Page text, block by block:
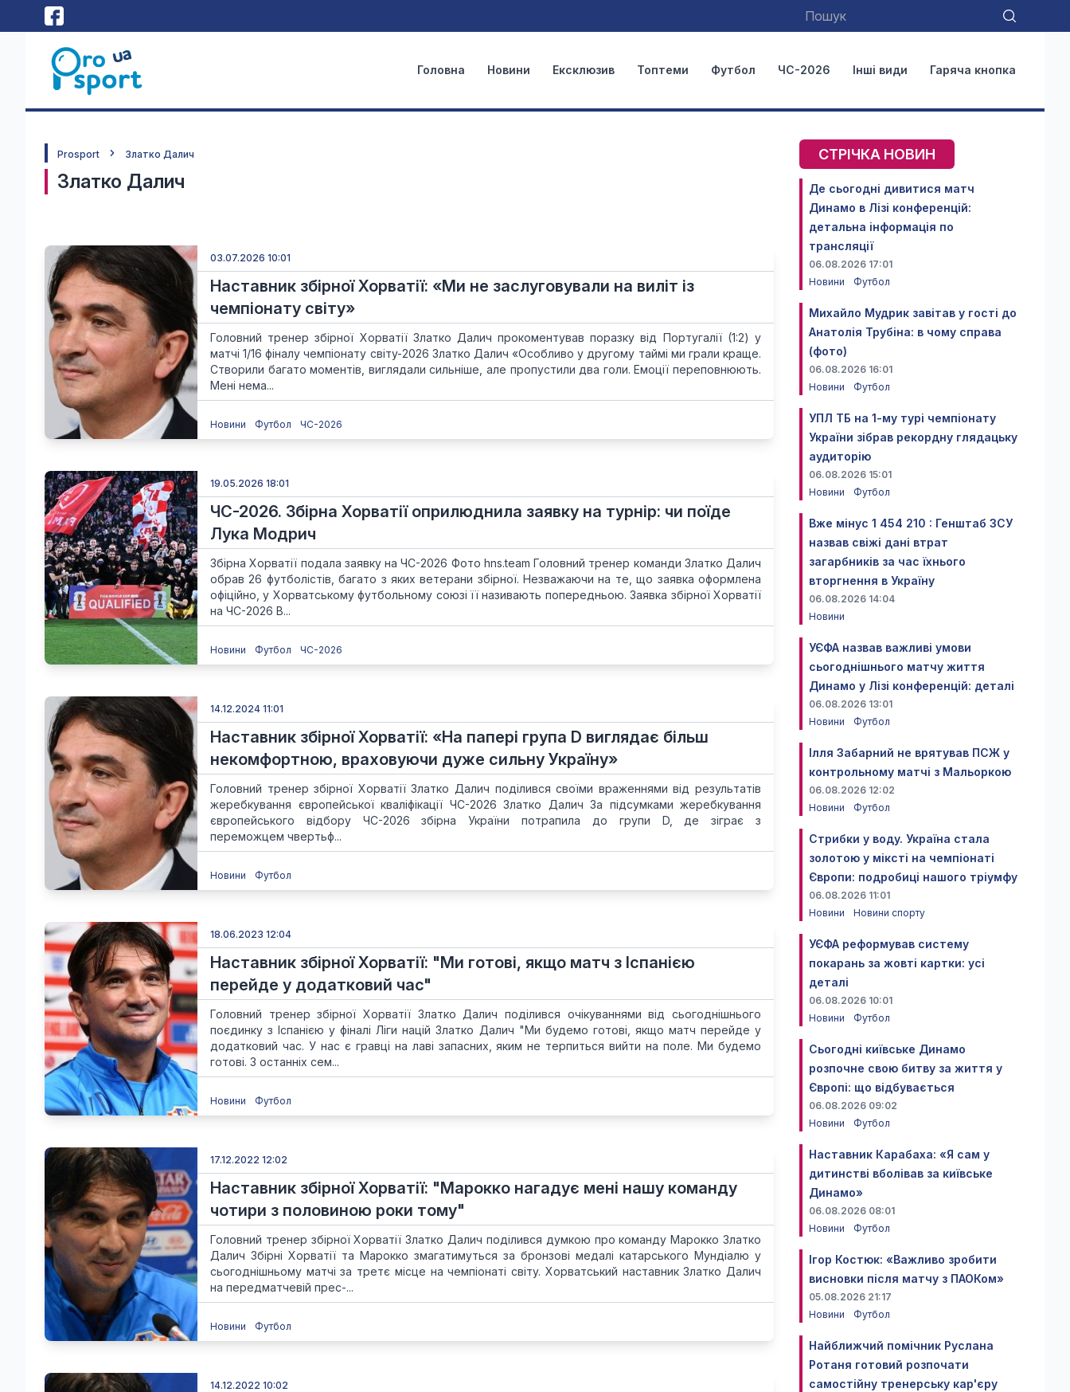
Головна Новини Ексклюзив Топтеми Футбол ЧС-2026 Інші види Гаряча кнопка
Prosport Златко Далич
Златко Далич
03.07.2026 10:01
Наставник збірної Хорватії: «Ми не заслуговували на виліт із
чемпіонату світу»
Головний тренер збірної Хорватії Златко Далич прокоментував поразку від Португалії (1:2) у
матчі 1/16 фіналу чемпіонату світу-2026 Златко Далич «Особливо у другому таймі ми грали краще.
Створили багато моментів, виглядали сильніше, але пропустили два голи. Емоції переповнюють.
Мені нема...
Новини Футбол ЧС-2026
19.05.2026 18:01
ЧС-2026. Збірна Хорватії оприлюднила заявку на турнір: чи поїде
Лука Модрич
Збірна Хорватії подала заявку на ЧС-2026 Фото hns.team Головний тренер команди Златко Далич
обрав 26 футболістів, багато з яких ветерани збірної. Незважаючи на те, що заявка оформлена
офіційно, у Хорватському футбольному союзі її називають попередньою. Заявка збірної Хорватії
на ЧС-2026 В...
Новини Футбол ЧС-2026
14.12.2024 11:01
Наставник збірної Хорватії: «На папері група D виглядає більш
некомфортною, враховуючи дуже сильну Україну»
Головний тренер збірної Хорватії Златко Далич поділився своїми враженнями від результатів
жеребкування європейської кваліфікації ЧС-2026 Златко Далич За підсумками жеребкування
європейського відбору ЧС-2026 збірна України потрапила до групи D, де зіграє з
переможцем чвертьф...
Новини Футбол
18.06.2023 12:04
Наставник збірної Хорватії: "Ми готові, якщо матч з Іспанією
перейде у додатковий час"
Головний тренер збірної Хорватії Златко Далич поділився очікуваннями від сьогоднішнього
поєдинку з Іспанією у фіналі Ліги націй Златко Далич "Ми будемо готові, якщо матч перейде у
додатковий час. У нас є гравці на лаві запасних, яким не терпиться вийти на поле. Ми будемо
готові. З останніх сем...
Новини Футбол
17.12.2022 12:02
Наставник збірної Хорватії: "Марокко нагадує мені нашу команду
чотири з половиною роки тому"
Головний тренер збірної Хорватії Златко Далич поділився думкою про команду Марокко Златко
Далич Збірні Хорватії та Марокко змагатимуться за бронзові медалі катарського Мундіалю у
сьогоднішньому матчі за третє місце на чемпіонаті світу. Хорватський наставник Златко Далич
на передматчевій прес-...
Новини Футбол
14.12.2022 10:02
СТРІЧКА НОВИН
Де сьогодні дивитися матч
Динамо в Лізі конференцій:
детальна інформація по
трансляції
06.08.2026 17:01
Новини
Футбол
Михайло Мудрик завітав у гості до
Анатолія Трубіна: в чому справа
(фото)
06.08.2026 16:01
Новини
Футбол
УПЛ ТБ на 1-му турі чемпіонату
України зібрав рекордну глядацьку
аудиторію
06.08.2026 15:01
Новини
Футбол
Вже мінус 1 454 210 : Генштаб ЗСУ
назвав свіжі дані втрат
загарбників за час їхнього
вторгнення в Україну
06.08.2026 14:04
Новини
УЄФА назвав важливі умови
сьогоднішнього матчу життя
Динамо у Лізі конференцій: деталі
06.08.2026 13:01
Новини
Футбол
Ілля Забарний не врятував ПСЖ у
контрольному матчі з Мальоркою
06.08.2026 12:02
Новини
Футбол
Стрибки у воду. Україна стала
золотою у міксті на чемпіонаті
Європи: подробиці нашого тріумфу
06.08.2026 11:01
Новини
Новини спорту
УЄФА реформував систему
покарань за жовті картки: усі
деталі
06.08.2026 10:01
Новини
Футбол
Сьогодні київське Динамо
розпочне свою битву за життя у
Європі: що відбувається
06.08.2026 09:02
Новини
Футбол
Наставник Карабаха: «Я сам у
дитинстві вболівав за київське
Динамо»
06.08.2026 08:01
Новини
Футбол
Ігор Костюк: «Важливо зробити
висновки після матчу з ПАОКом»
05.08.2026 21:17
Новини
Футбол
Найближчий помічник Руслана
Ротаня готовий розпочати
самостійну тренерську кар'єру